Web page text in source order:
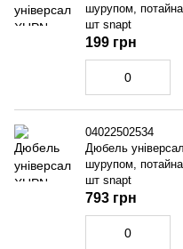
шурупом,
шт snapt
199 грн
04022502534
Дюбель
шурупом,
шт snapt
793 грн